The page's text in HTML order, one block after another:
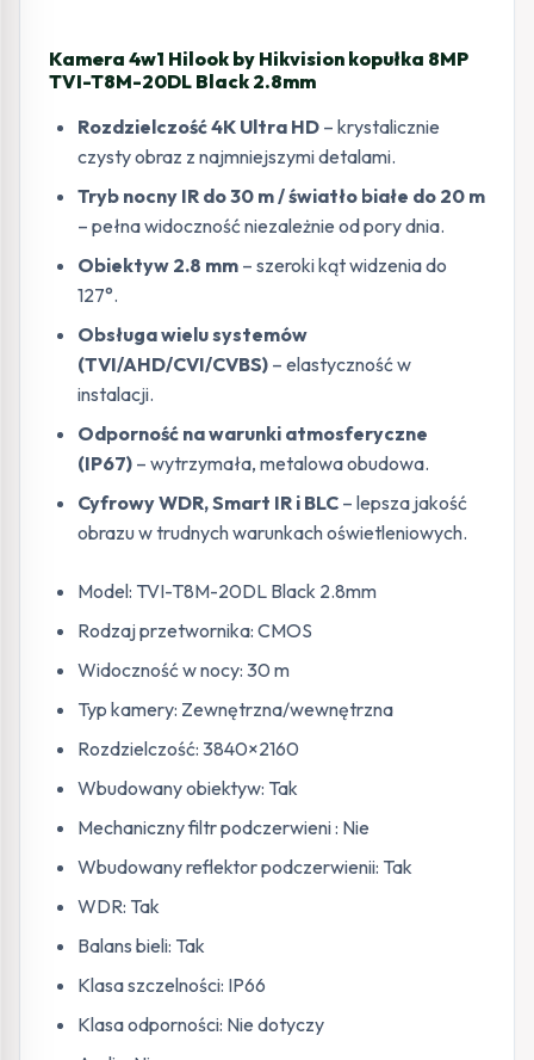
Kamera 4w1 Hilook by Hikvision kopułka 8MP
TVI-T8M-20DL Black 2.8mm
Rozdzielczość 4K Ultra HD – krystalicznie
czysty obraz z najmniejszymi detalami.
Tryb nocny IR do 30 m / światło białe do 20 m
– pełna widoczność niezależnie od pory dnia.
Obiektyw 2.8 mm – szeroki kąt widzenia do
127°.
Obsługa wielu systemów
(TVI/AHD/CVI/CVBS) – elastyczność w
instalacji.
Odporność na warunki atmosferyczne
(IP67) – wytrzymała, metalowa obudowa.
Cyfrowy WDR, Smart IR i BLC – lepsza jakość
obrazu w trudnych warunkach oświetleniowych.
Model: TVI-T8M-20DL Black 2.8mm
Rodzaj przetwornika: CMOS
Widoczność w nocy: 30 m
Typ kamery: Zewnętrzna/wewnętrzna
Rozdzielczość: 3840×2160
Wbudowany obiektyw: Tak
Mechaniczny filtr podczerwieni : Nie
Wbudowany reflektor podczerwienii: Tak
WDR: Tak
Balans bieli: Tak
Klasa szczelności: IP66
Klasa odporności: Nie dotyczy